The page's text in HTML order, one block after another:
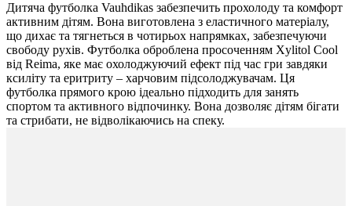
Дитяча футболка Vauhdikas забезпечить прохолоду та комфорт
активним дітям. Вона виготовлена з еластичного матеріалу,
що дихає та тягнеться в чотирьох напрямках, забезпечуючи
свободу рухів. Футболка оброблена просоченням Xylitol Cool
від Reima, яке має охолоджуючий ефект під час гри завдяки
ксиліту та еритриту – харчовим підсолоджувачам. Ця
футболка прямого крою ідеально підходить для занять
спортом та активного відпочинку. Вона дозволяє дітям бігати
та стрибати, не відволікаючись на спеку.